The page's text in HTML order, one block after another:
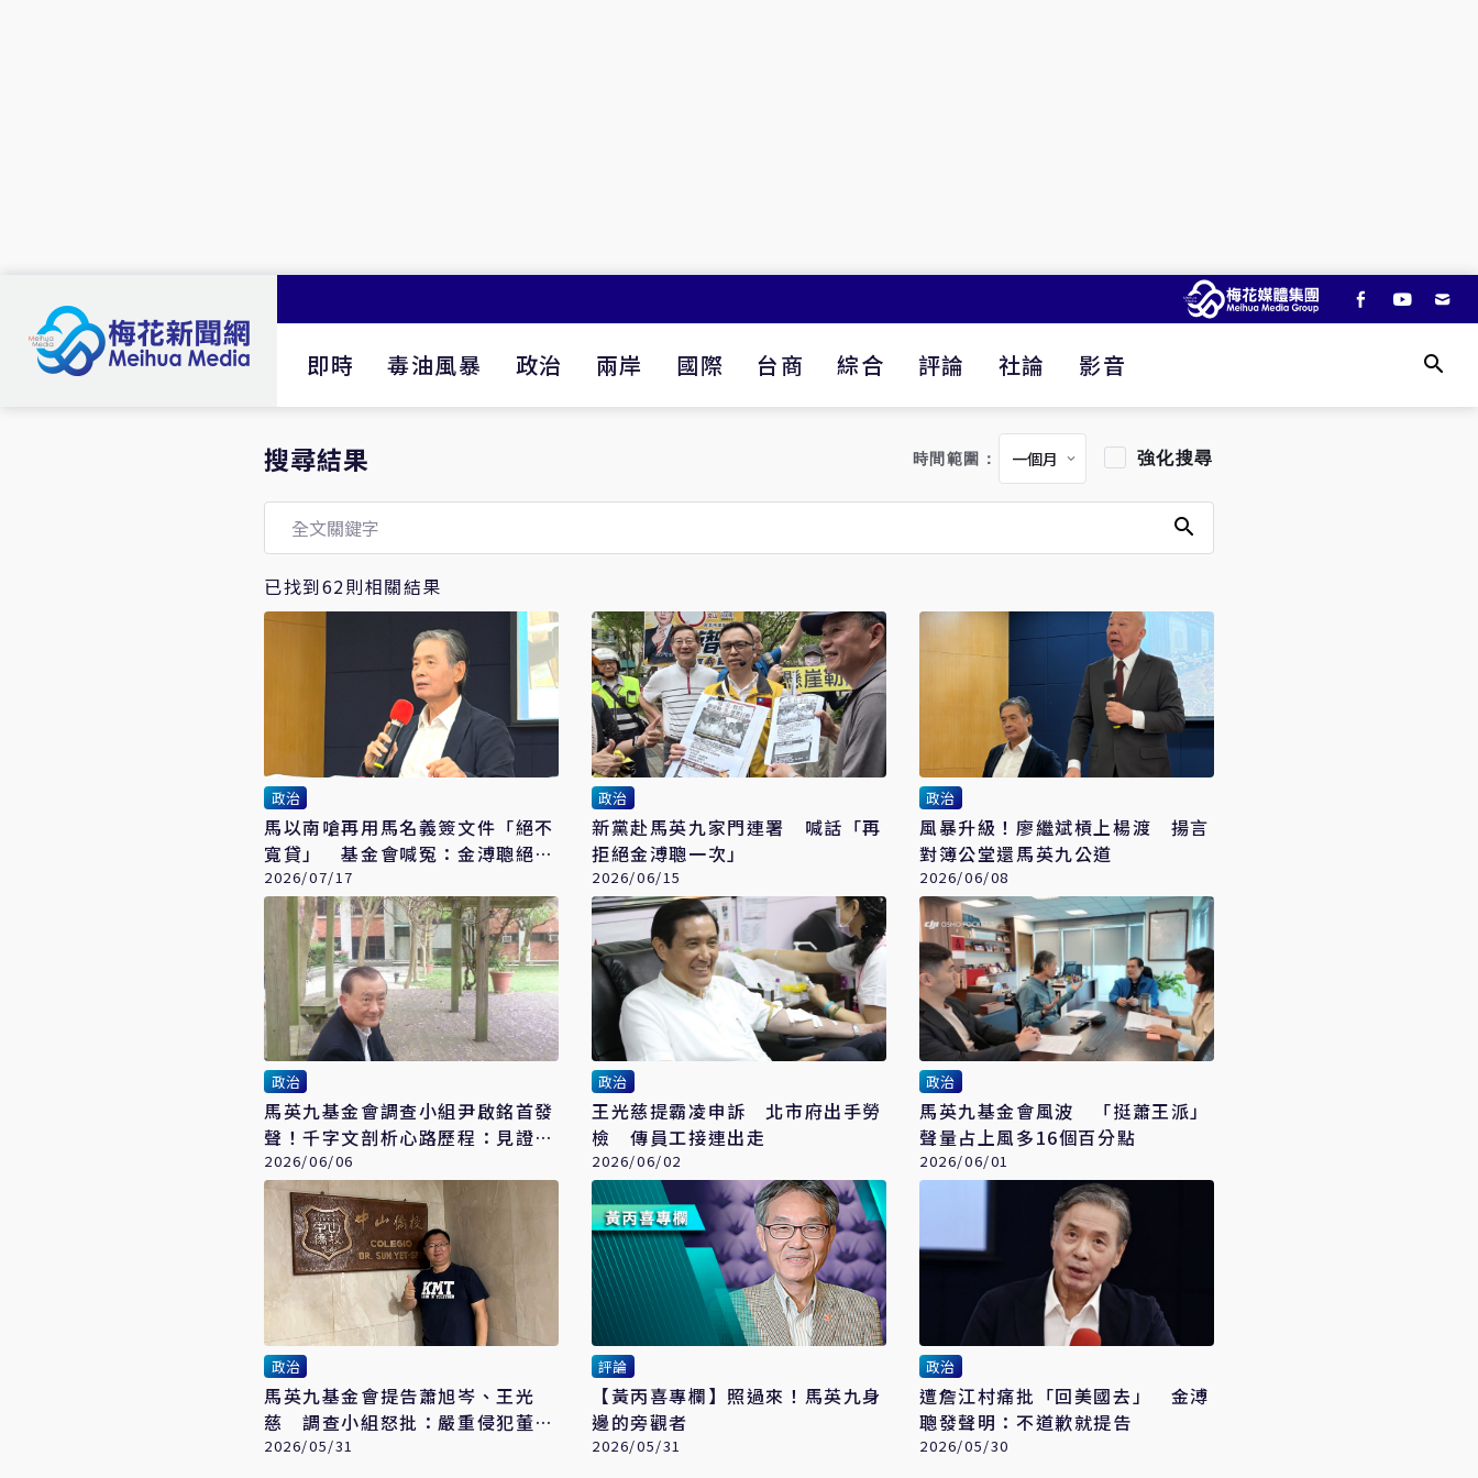
即時 毒油風暴 政治 兩岸 國際 台商 綜合 評論 社論 影音
搜尋結果 時間範圍： 強化搜尋
已找到62則相關結果
政治
馬以南嗆再用馬名義簽文件「絕不
寬貸」 基金會喊冤：金溥聰絕未
利用馬英九
2026/07/17
政治
新黨赴馬英九家門連署 喊話「再
拒絕金溥聰一次」
2026/06/15
政治
風暴升級！廖繼斌槓上楊渡 揚言
對簿公堂還馬英九公道
2026/06/08
政治
馬英九基金會調查小組尹啟銘首發
聲！千字文剖析心路歷程：見證人
心黑暗
2026/06/06
政治
王光慈提霸凌申訴 北市府出手勞
檢 傳員工接連出走
2026/06/02
政治
馬英九基金會風波 「挺蕭王派」
聲量占上風多16個百分點
2026/06/01
政治
馬英九基金會提告蕭旭岑、王光
慈 調查小組怒批：嚴重侵犯董事
會職權
2026/05/31
評論
【黃丙喜專欄】照過來！馬英九身
邊的旁觀者
2026/05/31
政治
遭詹江村痛批「回美國去」 金溥
聰發聲明：不道歉就提告
2026/05/30